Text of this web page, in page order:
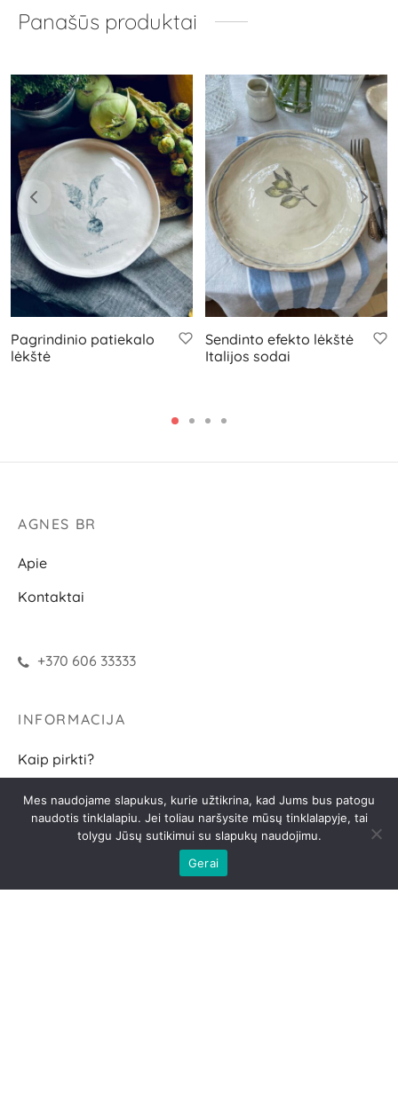
Panašūs produktai
Pagrindinio patiekalo
lėkštė
Sendinto efekto lėkštė
Italijos sodai
AGNES BR
Apie
Kontaktai
+370 606 33333
INFORMACIJA
Kaip pirkti?
Pristatymo sąlygos
Grąžinimo sąlygos
Mes naudojame slapukus, kurie užtikrina, kad Jums bus patogu
naudotis tinklalapiu. Jei toliau naršysite mūsų tinklalapyje, tai
tolygu Jūsų sutikimui su slapukų naudojimu.
Gerai